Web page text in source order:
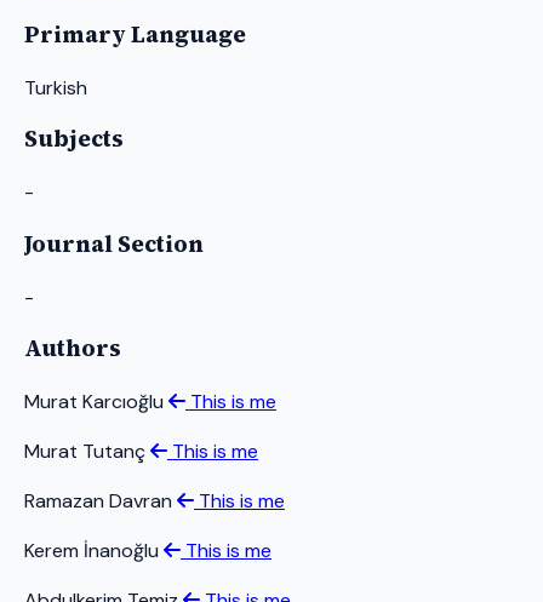
Primary Language
Turkish
Subjects
-
Journal Section
-
Authors
Murat Karcıoğlu
This is me
Murat Tutanç
This is me
Ramazan Davran
This is me
Kerem İnanoğlu
This is me